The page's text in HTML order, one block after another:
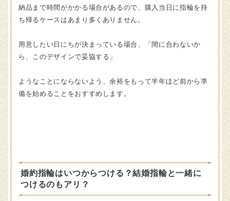
納品まで時間がかかる場合があるので、購入当日に指輪を持
ち帰るケースはあまり多くありません。
用意したい日にちが決まっている場合、「間に合わないか
ら、このデザインで妥協する」
ようなことにならないよう、余裕をもって半年ほど前から準
備を始めることをおすすめします。
婚約指輪はいつからつける？結婚指輪と一緒に
つけるのもアリ？